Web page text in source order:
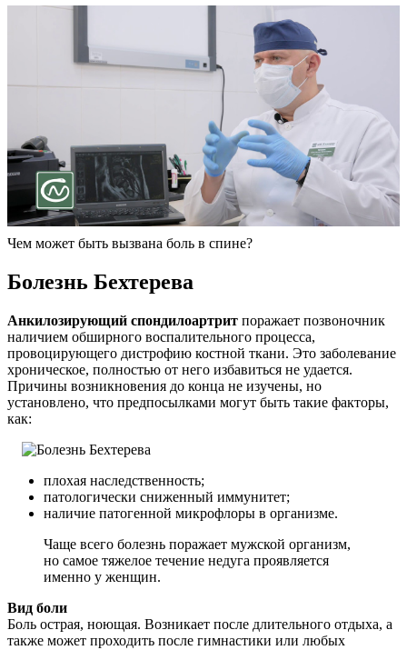
Чем может быть вызвана боль в спине?
Болезнь Бехтерева
Анкилозирующий спондилоартрит поражает позвоночник
наличием обширного воспалительного процесса,
провоцирующего дистрофию костной ткани. Это заболевание
хроническое, полностью от него избавиться не удается.
Причины возникновения до конца не изучены, но
установлено, что предпосылками могут быть такие факторы,
как:
плохая наследственность;
патологически сниженный иммунитет;
наличие патогенной микрофлоры в организме.
Чаще всего болезнь поражает мужской организм,
но самое тяжелое течение недуга проявляется
именно у женщин.
Вид боли
Боль острая, ноющая. Возникает после длительного отдыха, а
также может проходить после гимнастики или любых